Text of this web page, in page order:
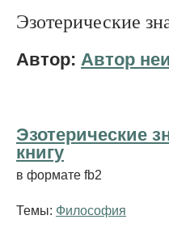
Эзотерические
Автор: Автор
Эзотерические
книгу
в формате fb2
Темы: Философия